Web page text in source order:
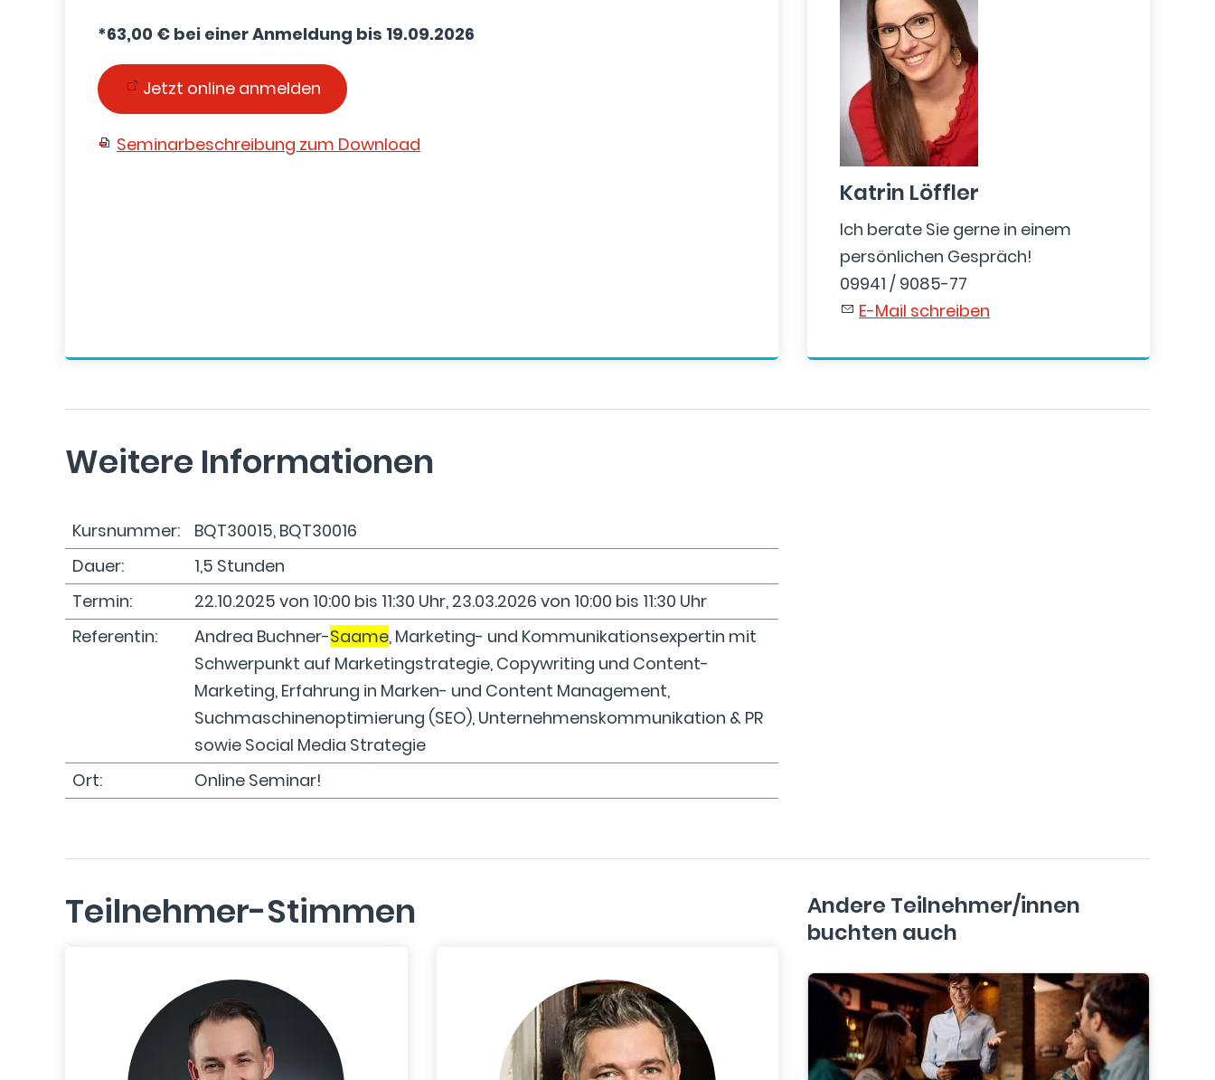
*63,00 € bei einer Anmeldung bis 19.09.2026
Jetzt online anmelden
Seminarbeschreibung zum Download
Katrin Löffler
Ich berate Sie gerne in einem
persönlichen Gespräch!
09941 / 9085-77
E-Mail schreiben
Weitere Informationen
Kursnummer:
BQT30015, BQT30016
Dauer:
1,5 Stunden
Termin:
22.10.2025 von 10:00 bis 11:30 Uhr, 23.03.2026 von 10:00 bis 11:30 Uhr
Referentin:
Andrea Buchner-Saame, Marketing- und Kommunikationsexpertin mit
Schwerpunkt auf Marketingstrategie, Copywriting und Content-
Marketing, Erfahrung in Marken- und Content Management,
Suchmaschinenoptimierung (SEO), Unternehmenskommunikation & PR
sowie Social Media Strategie
Ort:
Online Seminar!
Teilnehmer-Stimmen
Andere Teilnehmer/innen
buchten auch